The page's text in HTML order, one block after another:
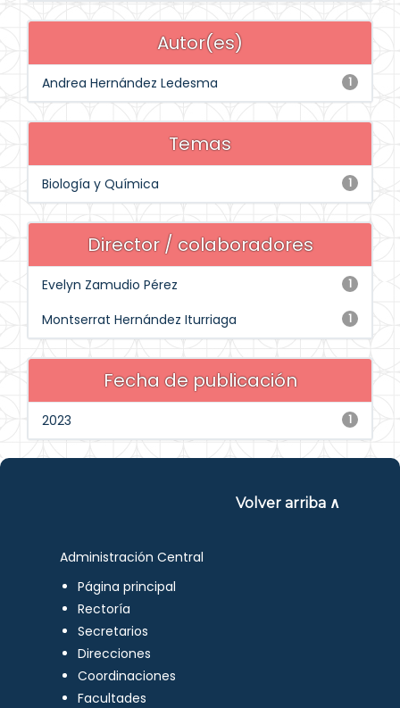
Autor(es)
1
Andrea Hernández Ledesma
Temas
1
Biología y Química
Director / colaboradores
1
Evelyn Zamudio Pérez
1
Montserrat Hernández Iturriaga
Fecha de publicación
1
2023
Volver arriba ∧
Administración Central
Página principal
Rectoría
Secretarios
Direcciones
Coordinaciones
Facultades